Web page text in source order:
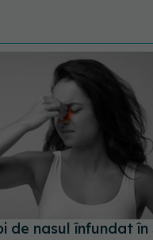
de nasul înfundat în